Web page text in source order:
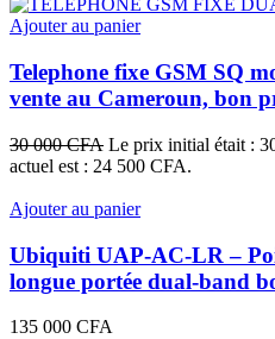
Ajouter au panier
Telephone fixe GSM SQ
vente au Cameroun, bon
30 000CFA Le prix initial était :
actuel est : 24 500 CFA.
Ajouter au panier
Ubiquiti UAP‑AC‑LR –
longue portée dual-band
135 000 CFA